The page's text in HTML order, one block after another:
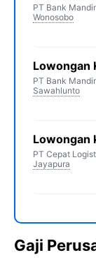
PT Bank
Wonosobo
Lowongan
PT Bank
Sawahlunto
Lowongan
PT Cepat
Jayapura
Gaji